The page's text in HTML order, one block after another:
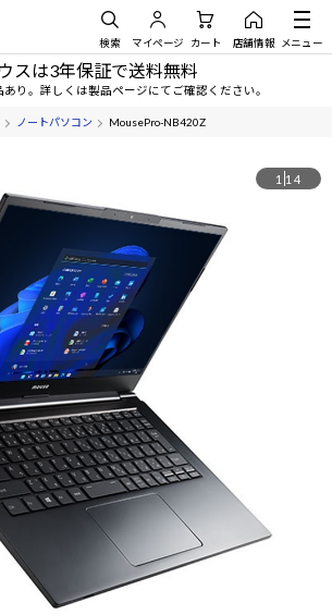
検索 マイページ カート 店舗情報 メニュー
スは3年保証で送料無料
り。詳しくは製品ページにてご確認ください。
ノートパソコン MousePro-NB420Z
1 14